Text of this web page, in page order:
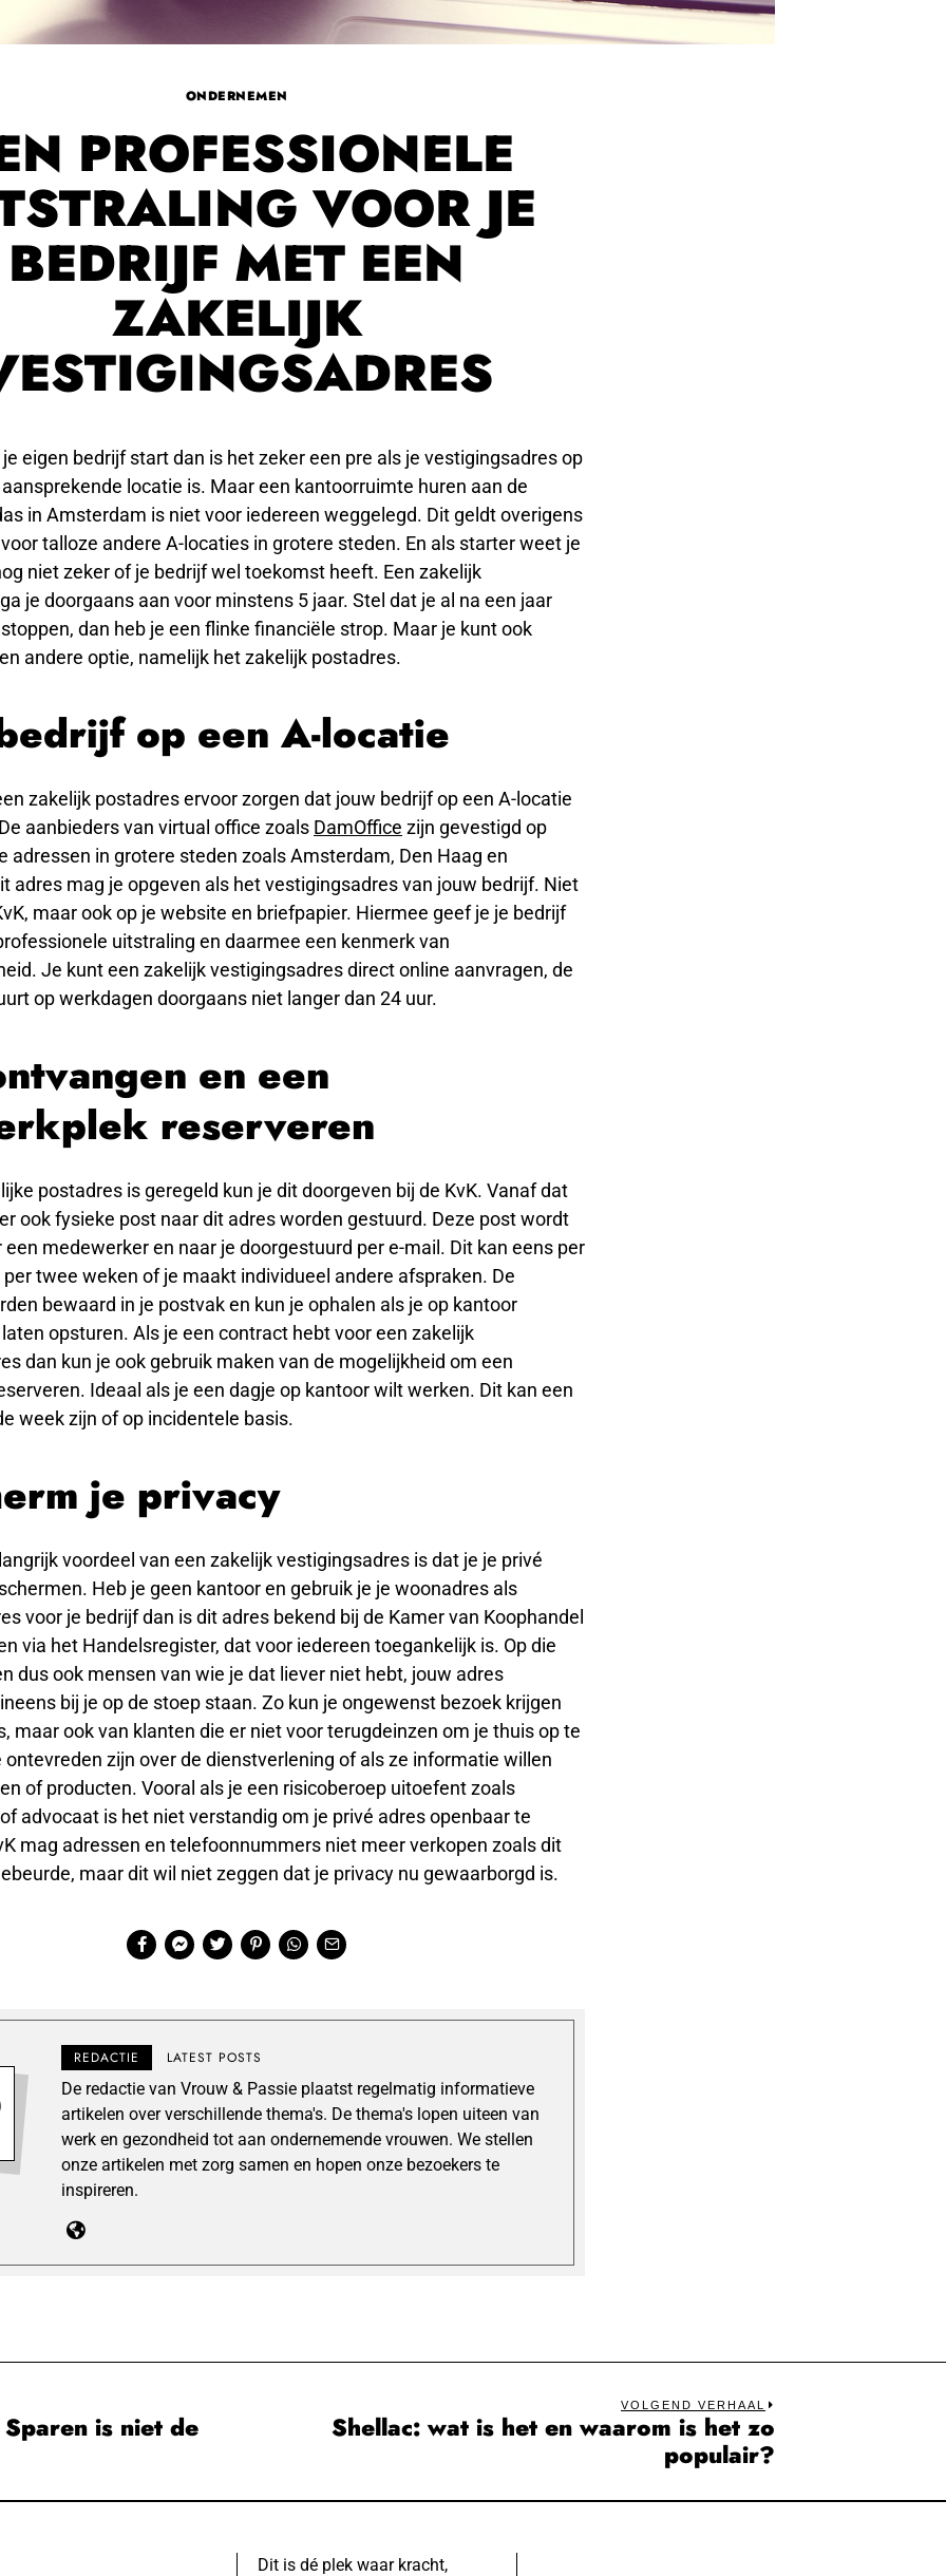
ONDERNEMEN
PROFESSIONELE
VOOR JE
BEDRIJF MET EEN
ZAKELIJK
je eigen bedrijf start dan is het zeker een pre als je vestigingsadres op
locatie is. Maar een kantoorruimte huren aan de
in Amsterdam is niet voor iedereen weggelegd. Dit geldt overigens
talloze andere A-locaties in grotere steden. En als starter weet je
niet zeker of je bedrijf wel toekomst heeft. Een zakelijk
je doorgaans aan voor minstens 5 jaar. Stel dat je al na een jaar
dan heb je een flinke financiële strop. Maar je kunt ook
andere optie, namelijk het zakelijk postadres.
op een A-locatie
zakelijk postadres ervoor zorgen dat jouw bedrijf op een A-locatie
aanbieders van virtual office zoals DamOffice zijn gevestigd op
adressen in grotere steden zoals Amsterdam, Den Haag en
adres mag je opgeven als het vestigingsadres van jouw bedrijf. Niet
maar ook op je website en briefpapier. Hiermee geef je je bedrijf
uitstraling en daarmee een kenmerk van
Je kunt een zakelijk vestigingsadres direct online aanvragen, de
op werkdagen doorgaans niet langer dan 24 uur.
en een
reserveren
postadres is geregeld kun je dit doorgeven bij de KvK. Vanaf dat
ook fysieke post naar dit adres worden gestuurd. Deze post wordt
een medewerker en naar je doorgestuurd per e-mail. Dit kan eens per
twee weken of je maakt individueel andere afspraken. De
bewaard in je postvak en kun je ophalen als je op kantoor
opsturen. Als je een contract hebt voor een zakelijk
dan kun je ook gebruik maken van de mogelijkheid om een
Ideaal als je een dagje op kantoor wilt werken. Dit kan een
week zijn of op incidentele basis.
je privacy
voordeel van een zakelijk vestigingsadres is dat je je privé
Heb je geen kantoor en gebruik je je woonadres als
voor je bedrijf dan is dit adres bekend bij de Kamer van Koophandel
via het Handelsregister, dat voor iedereen toegankelijk is. Op die
dus ook mensen van wie je dat liever niet hebt, jouw adres
bij je op de stoep staan. Zo kun je ongewenst bezoek krijgen
maar ook van klanten die er niet voor terugdeinzen om je thuis op te
ontevreden zijn over de dienstverlening of als ze informatie willen
of producten. Vooral als je een risicoberoep uitoefent zoals
advocaat is het niet verstandig om je privé adres openbaar te
mag adressen en telefoonnummers niet meer verkopen zoals dit
maar dit wil niet zeggen dat je privacy nu gewaarborgd is.
REDACTIE LATEST POSTS
De redactie van Vrouw & Passie plaatst regelmatig informatieve
artikelen over verschillende thema's. De thema's lopen uiteen van
werk en gezondheid tot aan ondernemende vrouwen. We stellen
onze artikelen met zorg samen en hopen onze bezoekers te
inspireren.
is niet de
VOLGEND VERHAAL
Shellac: wat is het en waarom is het zo
populair?
Dit is dé plek waar kracht,